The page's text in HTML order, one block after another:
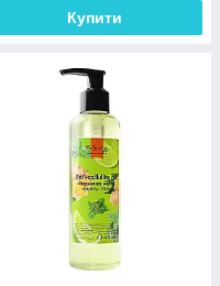
Купити